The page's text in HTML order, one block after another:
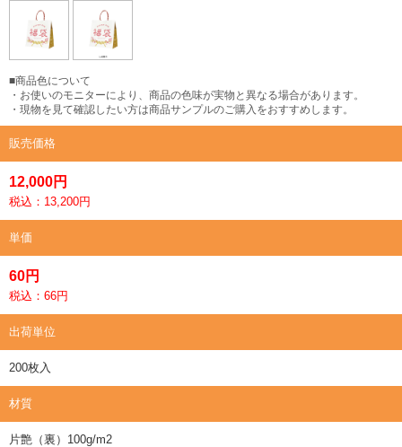
■商品色について
・お使いのモニターにより、商品の色味が実物と異なる場合があります。
・現物を見て確認したい方は商品サンプルのご購入をおすすめします。
販売価格
12,000円
税込：13,200円
単価
60円
税込：66円
出荷単位
200枚入
材質
片艶（裏）100g/m2